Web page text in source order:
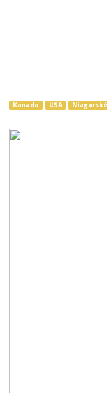
Kanada USA